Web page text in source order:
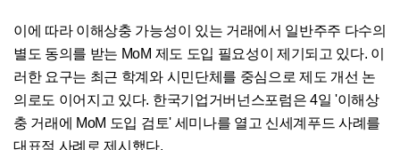
이에 따라 이해상충 가능성이 있는 거래에서 일반주주 다수의
별도 동의를 받는 MoM 제도 도입 필요성이 제기되고 있다. 이
러한 요구는 최근 학계와 시민단체를 중심으로 제도 개선 논
의로도 이어지고 있다. 한국기업거버넌스포럼은 4일 '이해상
충 거래에 MoM 도입 검토' 세미나를 열고 신세계푸드 사례를
대표적 사례로 제시했다.